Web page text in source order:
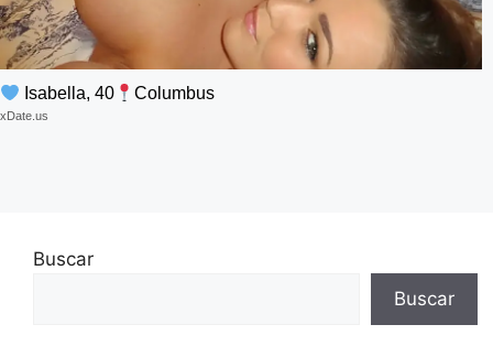
Isabella, 40 Columbus
xDate.us
Buscar
Buscar